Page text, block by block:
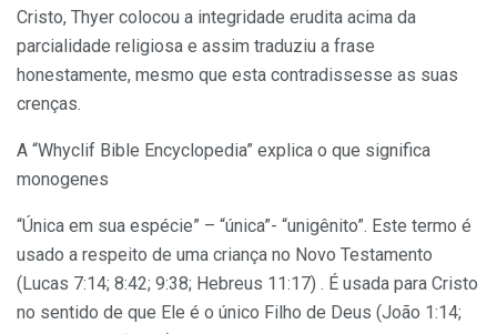
Cristo, Thyer colocou a integridade erudita acima da
parcialidade religiosa e assim traduziu a frase
honestamente, mesmo que esta contradissesse as suas
crenças.
A “Whyclif Bible Encyclopedia” explica o que significa
monogenes
“Única em sua espécie” – “única”- “unigênito”. Este termo é
usado a respeito de uma criança no Novo Testamento
(Lucas 7:14; 8:42; 9:38; Hebreus 11:17) . É usada para Cristo
no sentido de que Ele é o único Filho de Deus (João 1:14;